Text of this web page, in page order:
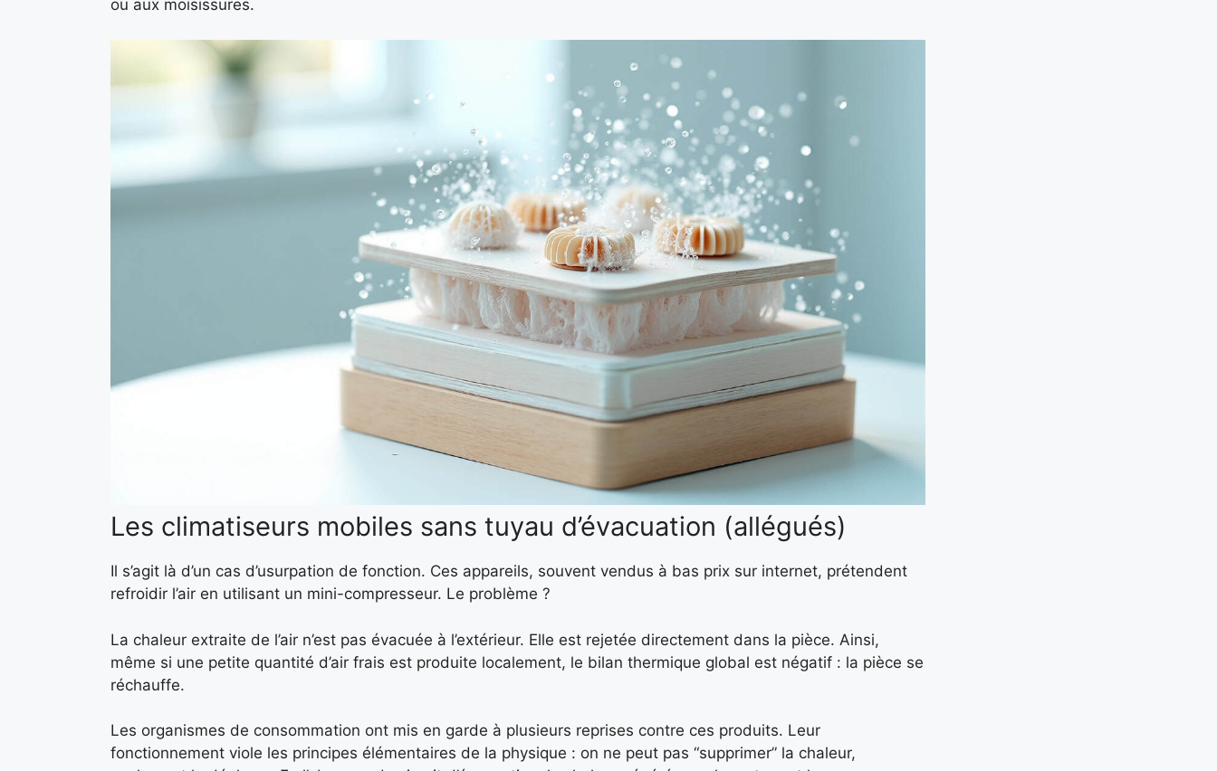
ou aux moisissures.
Les climatiseurs mobiles sans tuyau d’évacuation (allégués)
Il s’agit là d’un cas d’usurpation de fonction. Ces appareils, souvent vendus à bas prix sur internet, prétendent
refroidir l’air en utilisant un mini-compresseur. Le problème ?
La chaleur extraite de l’air n’est pas évacuée à l’extérieur. Elle est rejetée directement dans la pièce. Ainsi,
même si une petite quantité d’air frais est produite localement, le bilan thermique global est négatif : la pièce se
réchauffe.
Les organismes de consommation ont mis en garde à plusieurs reprises contre ces produits. Leur
fonctionnement viole les principes élémentaires de la physique : on ne peut pas “supprimer” la chaleur,